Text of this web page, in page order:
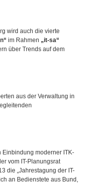
wird auch die vierte
im Rahmen „it-sa“
über Trends auf dem
aus der Verwaltung in
Einbindung moderner ITK-
vom IT-Planungsrat
die „Jahrestagung der IT-
an Bedienstete aus Bund,